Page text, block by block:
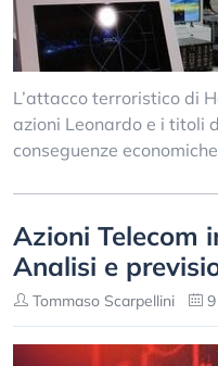
L’attacco terroristico di
azioni Leonardo e i titoli
conseguenze
Azioni Telecom
Analisi e
Tommaso Scarpellini